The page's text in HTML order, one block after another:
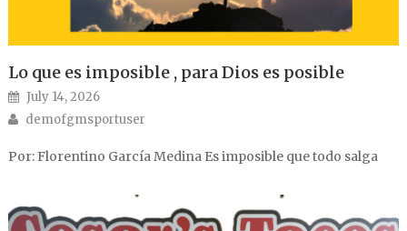
Lo que es imposible , para Dios es posible
Posted on
July 14, 2026
Author
demofgmsportuser
Por: Florentino García Medina Es imposible que todo salga